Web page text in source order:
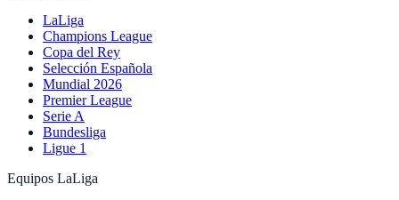
LaLiga
Champions League
Copa del Rey
Selección Española
Mundial 2026
Premier League
Serie A
Bundesliga
Ligue 1
Equipos LaLiga